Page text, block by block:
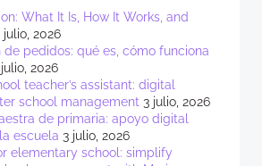
What It Is, How It Works, and
julio, 2026
pedidos: qué es, cómo funciona
2026
teacher’s assistant: digital
school management 3 julio, 2026
de primaria: apoyo digital
escuela 3 julio, 2026
elementary school: simplify